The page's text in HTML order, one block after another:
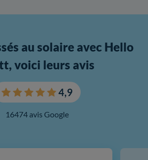
au solaire avec Hello
voici leurs avis
4,9
16474 avis Google